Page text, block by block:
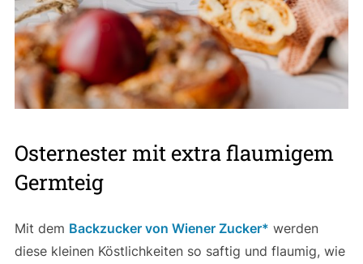
Osternester mit extra flaumigem
Germteig
Mit dem Backzucker von Wiener Zucker
werden
diese kleinen Köstlichkeiten so saftig und flaumig, wie